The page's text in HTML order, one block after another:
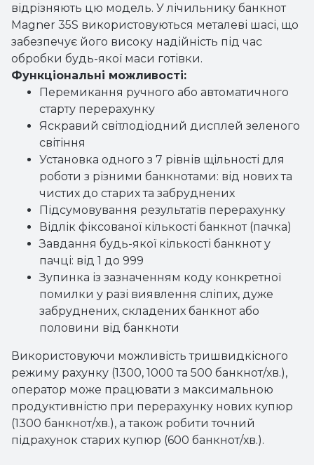
відрізняють цю модель. У лічильнику банкнот
Magner 35S використовуються металеві шасі, що
забезпечує його високу надійність під час
обробки будь-якої маси готівки.
Функціональні можливості:
Перемикання ручного або автоматичного
старту перерахунку
Яскравий світлодіодний дисплей зеленого
світіння
Установка одного з 7 рівнів щільності для
роботи з різними банкнотами: від нових та
чистих до старих та забруднених
Підсумовування результатів перерахунку
Відлік фіксованої кількості банкнот (пачка)
Завдання будь-якої кількості банкнот у
пачці: від 1 до 999
Зупинка із зазначенням коду конкретної
помилки у разі виявлення сліпих, дуже
забруднених, складених банкнот або
половини від банкноти
Використовуючи можливість тришвидкісного
режиму рахунку (1300, 1000 та 500 банкнот/хв.),
оператор може працювати з максимальною
продуктивністю при перерахунку нових купюр
(1300 банкнот/хв.), а також робити точний
підрахунок старих купюр (600 банкнот/хв.).